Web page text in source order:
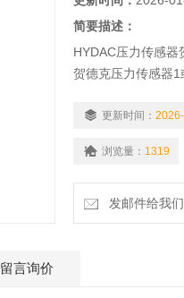
简要描述：
HYDAC压力传感器
贺德克压力传感器
高开关输出性能
自由，个人编程
紧凑和鲁棒设计
ATEX版本也可用
*调整的版本也可用
更新时间：
浏览量： 1319
发邮件给我
留言询价